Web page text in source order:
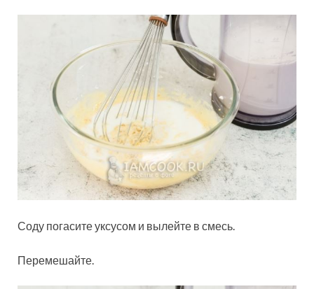
Соду погасите уксусом и вылейте в смесь.
Перемешайте.